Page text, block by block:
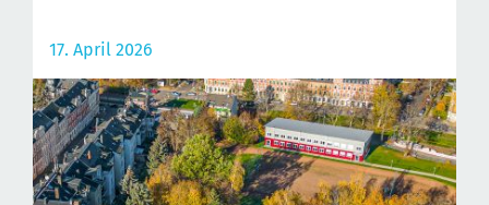
17. April 2026